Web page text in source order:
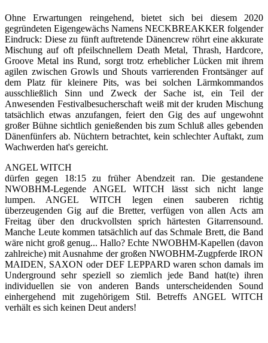
Ohne Erwartungen reingehend, bietet sich bei diesem 2020
gegründeten Eigengewächs Namens NECKBREAKKER folgender
Eindruck: Diese zu fünft auftretende Dänencrew röhrt eine akkurate
Mischung auf oft pfeilschnellem Death Metal, Thrash, Hardcore,
Groove Metal ins Rund, sorgt trotz erheblicher Lücken mit ihrem
agilen zwischen Growls und Shouts varrierenden Frontsänger auf
dem Platz für kleinere Pits, was bei solchen Lärmkommandos
ausschließlich Sinn und Zweck der Sache ist, ein Teil der
Anwesenden Festivalbesucherschaft weiß mit der kruden Mischung
tatsächlich etwas anzufangen, feiert den Gig des auf ungewohnt
großer Bühne sichtlich genießenden bis zum Schluß alles gebenden
Dänenfünfers ab. Nüchtern betrachtet, kein schlechter Auftakt, zum
Wachwerden hat's gereicht.
ANGEL WITCH
dürfen gegen 18:15 zu früher Abendzeit ran. Die gestandene
NWOBHM-Legende ANGEL WITCH lässt sich nicht lange
lumpen. ANGEL WITCH legen einen sauberen richtig
überzeugenden Gig auf die Bretter, verfügen von allen Acts am
Freitag über den druckvollsten sprich härtesten Gitarrensound.
Manche Leute kommen tatsächlich auf das Schmale Brett, die Band
wäre nicht groß genug... Hallo? Echte NWOBHM-Kapellen (davon
zahlreiche) mit Ausnahme der großen NWOBHM-Zugpferde IRON
MAIDEN, SAXON oder DEF LEPPARD waren schon damals im
Underground sehr speziell so ziemlich jede Band hat(te) ihren
individuellen sie von anderen Bands unterscheidenden Sound
einhergehend mit zugehörigem Stil. Betreffs ANGEL WITCH
verhält es sich keinen Deut anders!